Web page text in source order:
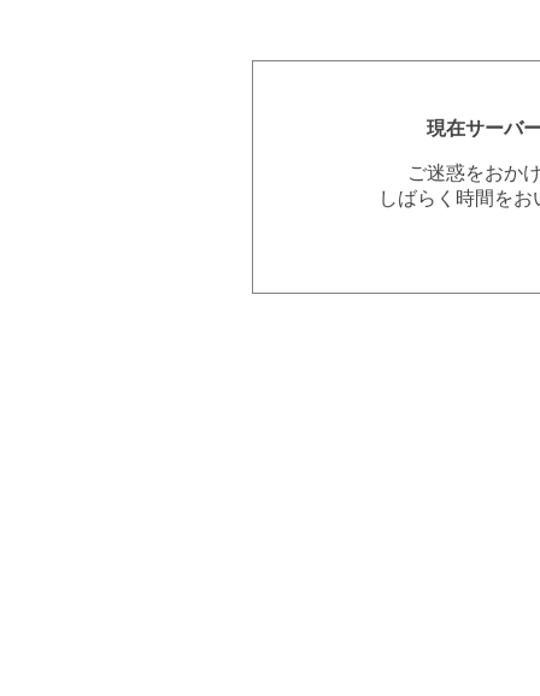
現在サーバ
ご迷惑をおか
しばらく時間を